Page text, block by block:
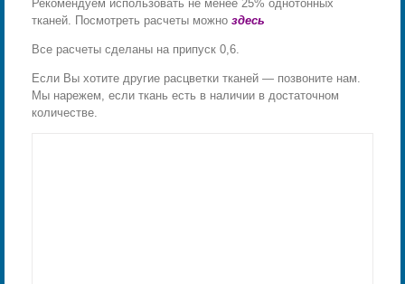
Рекомендуем использовать не менее 25% однотонных
тканей. Посмотреть расчеты можно здесь
Все расчеты сделаны на припуск 0,6.
Если Вы хотите другие расцветки тканей — позвоните нам.
Мы нарежем, если ткань есть в наличии в достаточном
количестве.